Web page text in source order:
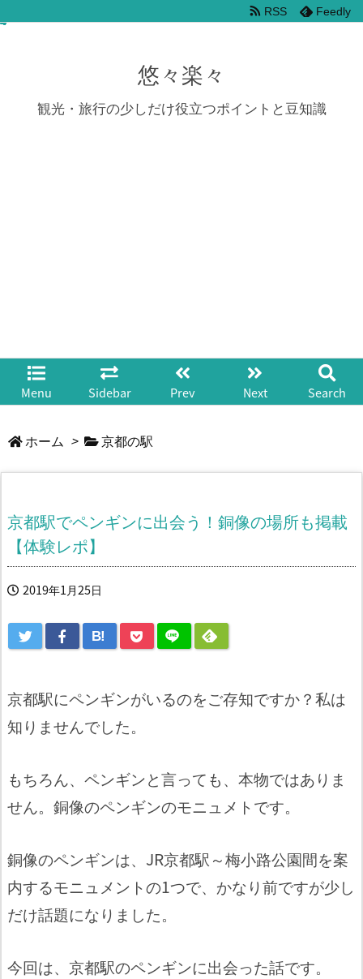
悠々楽々
観光・旅行の少しだけ役立つポイントと豆知識
Menu Sidebar Prev Next Search
RSS Feedly
ホーム > 京都の駅
京都駅でペンギンに出会う！銅像の場所も掲載
【体験レポ】
2019年1月25日
B!
京都駅にペンギンがいるのをご存知ですか？私は
知りませんでした。
もちろん、ペンギンと言っても、本物ではありま
せん。銅像のペンギンのモニュメトです。
銅像のペンギンは、JR京都駅～梅小路公園間を案
内するモニュメントの1つで、かなり前ですが少し
だけ話題になりました。
今回は、京都駅のペンギンに出会った話です。